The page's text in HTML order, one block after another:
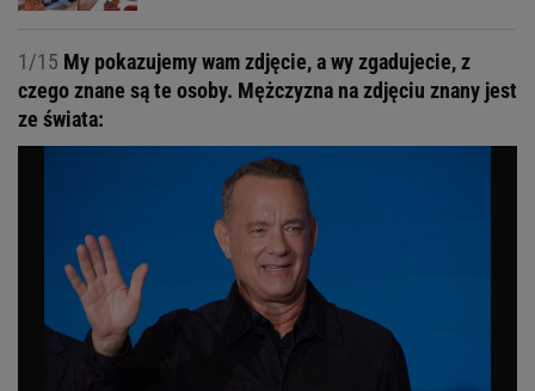
1/15 My pokazujemy wam zdjęcie, a wy zgadujecie, z
czego znane są te osoby. Mężczyzna na zdjęciu znany jest
ze świata: